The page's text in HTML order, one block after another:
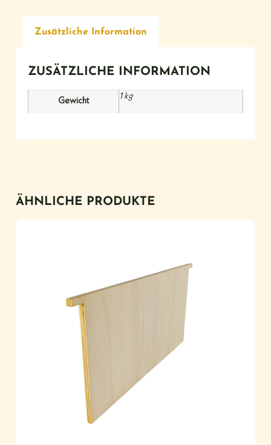
Zusätzliche Information
ZUSÄTZLICHE INFORMATION
Gewicht
1 kg
ÄHNLICHE PRODUKTE